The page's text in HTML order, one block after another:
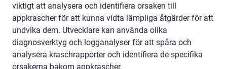
viktigt att analysera och identifiera orsaken till
appkrascher för att kunna vidta lämpliga åtgärder för att
undvika dem. Utvecklare kan använda olika
diagnosverktyg och logganalyser för att spåra och
analysera kraschrapporter och identifiera de specifika
orsakerna bakom appkrascher.